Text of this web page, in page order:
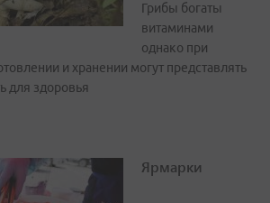
Грибы богаты
витаминами
однако при
и хранении могут представлять
для здоровья
Ярмарки